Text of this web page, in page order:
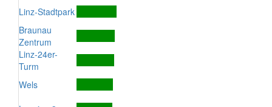
Linz-Stadtpark
Braunau
Zentrum
Linz-24er-
Turm
Wels